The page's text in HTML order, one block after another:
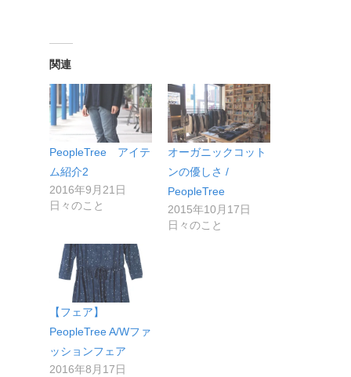
関連
PeopleTree アイテ
ム紹介2
2016年9月21日
日々のこと
オーガニックコット
ンの優しさ /
PeopleTree
2015年10月17日
日々のこと
【フェア】
PeopleTree A/Wファ
ッションフェア
2016年8月17日